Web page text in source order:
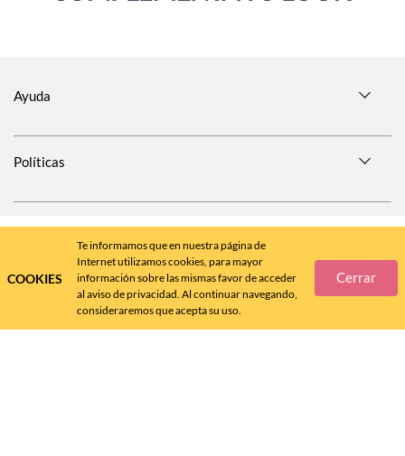
COOKIES
Te informamos que en nuestra página de
Internet utilizamos cookies, para mayor
información sobre las mismas favor de acceder
al aviso de privacidad. Al continuar navegando,
consideraremos que acepta su uso.
Cerrar
Ayuda
Políticas